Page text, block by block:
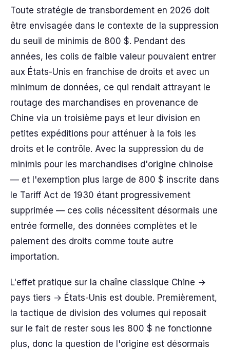
Toute stratégie de transbordement en 2026 doit
être envisagée dans le contexte de la suppression
du seuil de minimis de 800 $. Pendant des
années, les colis de faible valeur pouvaient entrer
aux États-Unis en franchise de droits et avec un
minimum de données, ce qui rendait attrayant le
routage des marchandises en provenance de
Chine via un troisième pays et leur division en
petites expéditions pour atténuer à la fois les
droits et le contrôle. Avec la suppression du de
minimis pour les marchandises d'origine chinoise
— et l'exemption plus large de 800 $ inscrite dans
le Tariff Act de 1930 étant progressivement
supprimée — ces colis nécessitent désormais une
entrée formelle, des données complètes et le
paiement des droits comme toute autre
importation.
L'effet pratique sur la chaîne classique Chine →
pays tiers → États-Unis est double. Premièrement,
la tactique de division des volumes qui reposait
sur le fait de rester sous les 800 $ ne fonctionne
plus, donc la question de l'origine est désormais